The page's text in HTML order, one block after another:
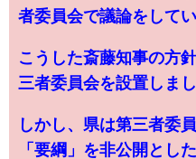
者委員会で議論をしてい
こうした斎藤知事の方
三者委員会を設置しまし
しかし、県は第三者委
「要綱」を非公開とし